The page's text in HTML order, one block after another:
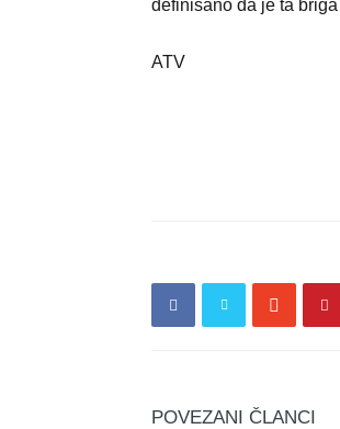
definisano da je ta
ATV
POVEZANI ČLANCI